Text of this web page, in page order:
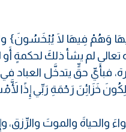
فِيهَا وَهُمْ فِيهَا لَا
لم يشأ ذلكَ لحكمةٍ أَو
فبأَيِّ حقٍّ يتدخَّل العباد
خَزَائِنَ رَحْمَةِ رَبِّي إِذًا
والموتَ والرِّزق،